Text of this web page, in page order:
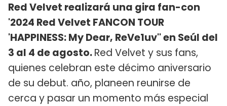
Red Velvet realizará una gira fan-con
'2024 Red Velvet FANCON TOUR
'HAPPINESS: My Dear, ReVe1uv'' en Seúl del
3 al 4 de agosto.Red Velvet y sus fans,
quienes celebran este décimo aniversario
de su debut. año, planeen reunirse de
cerca y pasar un momento más especial